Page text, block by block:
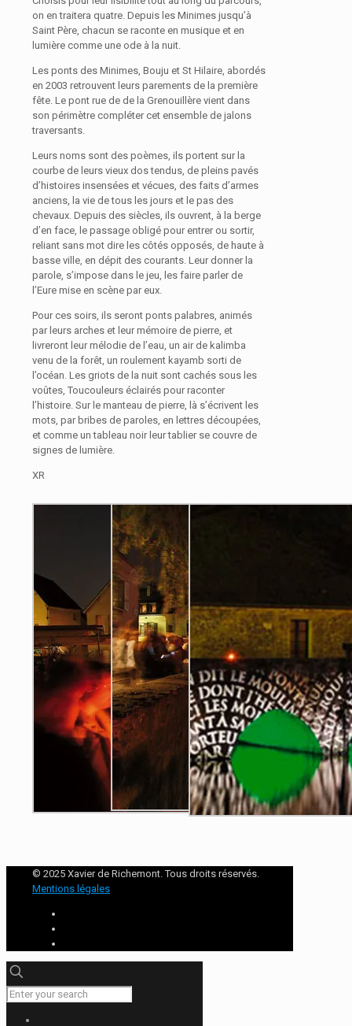
on en traitera quatre. Depuis les Minimes jusqu’à
Saint Père, chacun se raconte en musique et en
lumière comme une ode à la nuit.
Les ponts des Minimes, Bouju et St Hilaire, abordés
en 2003 retrouvent leurs parements de la première
fête. Le pont rue de de la Grenouillère vient dans
son périmètre compléter cet ensemble de jalons
traversants.
Leurs noms sont des poèmes, ils portent sur la
courbe de leurs vieux dos tendus, de pleins pavés
d’histoires insensées et vécues, des faits d’armes
anciens, la vie de tous les jours et le pas des
chevaux. Depuis des siècles, ils ouvrent, à la berge
d’en face, le passage obligé pour entrer ou sortir,
reliant sans mot dire les côtés opposés, de haute à
basse ville, en dépit des courants. Leur donner la
parole, s’impose dans le jeu, les faire parler de
l’Eure mise en scène par eux.
Pour ces soirs, ils seront ponts palabres, animés
par leurs arches et leur mémoire de pierre, et
livreront leur mélodie de l’eau, un air de kalimba
venu de la forêt, un roulement kayamb sorti de
l’océan. Les griots de la nuit sont cachés sous les
voûtes, Toucouleurs éclairés pour raconter
l’histoire. Sur le manteau de pierre, là s’écrivent les
mots, par bribes de paroles, en lettres découpées,
et comme un tableau noir leur tablier se couvre de
signes de lumière.
XR
© 2025 Xavier de Richemont. Tous droits réservés.
Mentions légales